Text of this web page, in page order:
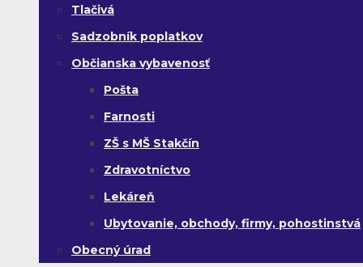
Tlačivá
Sadzobník poplatkov
Občianska vybavenosť
Pošta
Farnosti
ZŠ s MŠ Stakčín
Zdravotníctvo
Lekáreň
Ubytovanie, obchody, firmy, pohostinstvá
Obecný úrad